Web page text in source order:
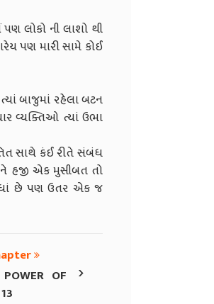
લોકો ની લાશો થી
પણ મારી સામે કોઈ
બાજુમાં રહેલા બટન
વ્યક્તિઓ ત્યાં ઉભા
સાથે કંઈ રીતે સંબંધ
હજી એક મુસીબત તો
છે પણ ઉતર એક જ
›
OF